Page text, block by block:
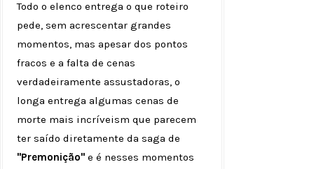
Todo o elenco entrega o que roteiro
pede, sem acrescentar grandes
momentos, mas apesar dos pontos
fracos e a falta de cenas
verdadeiramente assustadoras, o
longa entrega algumas cenas de
morte mais incríveism que parecem
ter saído diretamente da saga de
"Premonição" e é nesses momentos